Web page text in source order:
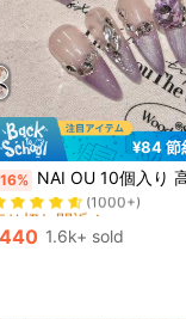
¥84 節
NAI OU 10個入り 高品質 DIY ハンドメイド 偽ネイル、尖った長めのネイル グリッター パープルグラデーション フレンチ オーロラ キャットアイ ハンドペイント ネイルアート ネイルステッカー、プレスオンネイルセット ネイルサプライ、ニッチデザイン ファッションネイルデコレーション ラインストーンネイ
り切れ間近！
(1000+)
り切れ間近！
(1000+)
り切れ間近！
(1000+)
り切れ間近！
1.6k+ sold